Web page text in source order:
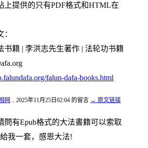
上提供的只有PDF格式和HTML在
书籍 | 李洪志先生著作 | 法轮功书籍
falun-dafa-books.html
网 .. 2025年11月25日02:04 的留言 → 原文链接
問有Epub格式的大法書籍可以索取
我一套，感恩大法!